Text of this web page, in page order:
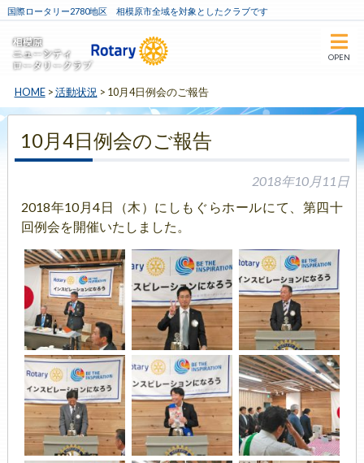
国際ロータリー2780地区 相模原市全域を対象としたクラブです
OPEN
HOME>活動状況 > 10月4日例会のご報告
10月4日例会のご報告
2018年10月11日
2018年10月4日（木）にしもぐらホールにて、第四十
回例会を開催いたしました。